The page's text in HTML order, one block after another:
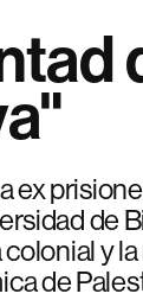
ex
de
y
de